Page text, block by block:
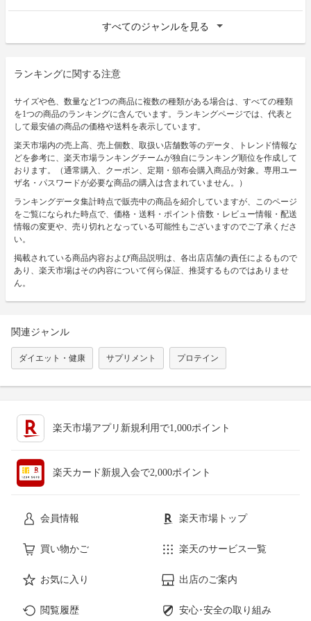
すべてのジャンルを見る
ランキングに関する注意
サイズや色、数量など1つの商品に複数の種類がある場合は、すべての種類
を1つの商品のランキングに含んでいます。ランキングページでは、代表と
して最安値の商品の価格や送料を表示しています。
楽天市場内の売上高、売上個数、取扱い店舗数等のデータ、トレンド情報な
どを参考に、楽天市場ランキングチームが独自にランキング順位を作成して
おります。（通常購入、クーポン、定期・頒布会購入商品が対象。専用ユー
ザ名・パスワードが必要な商品の購入は含まれていません。）
ランキングデータ集計時点で販売中の商品を紹介していますが、このページ
をご覧になられた時点で、価格・送料・ポイント倍数・レビュー情報・配送
情報の変更や、売り切れとなっている可能性もございますのでご了承くださ
い。
掲載されている商品内容および商品説明は、各出店店舗の責任によるもので
あり、楽天市場はその内容について何ら保証、推奨するものではありませ
ん。
関連ジャンル
ダイエット・健康 サプリメント プロテイン
楽天市場アプリ新規利用で1,000ポイント
楽天カード新規入会で2,000ポイント
会員情報 楽天市場トップ
買い物かご 楽天のサービス一覧
お気に入り 出店のご案内
閲覧履歴 安心･安全の取り組み